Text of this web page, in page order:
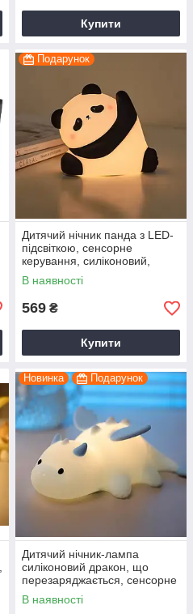
Купити
Подарунок
Дитячий нічник панда з LED-
підсвіткою, сенсорне
керування, силіконовий,
приліжкова лампа для
спальні
В наявності
569 ₴
Купити
Новинка Подарунок
Дитячий нічник-лампа
силіконовий дракон, що
перезаряджається, сенсорне
керування, таймер, LED-
підсвітка
В наявності